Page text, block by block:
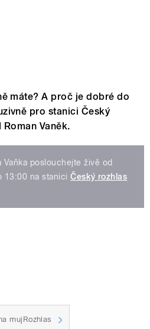
máte? A proč je dobré do
pro stanici Český
Vaněk.
Vaňka poslouchejte živě od
13:00 na staniciČeský rozhlas
mujRozhlas